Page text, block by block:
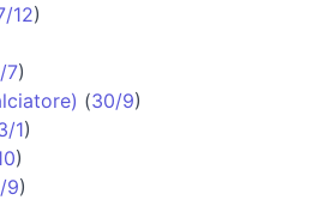
12)
7)
(30/9)
1)
)
9)